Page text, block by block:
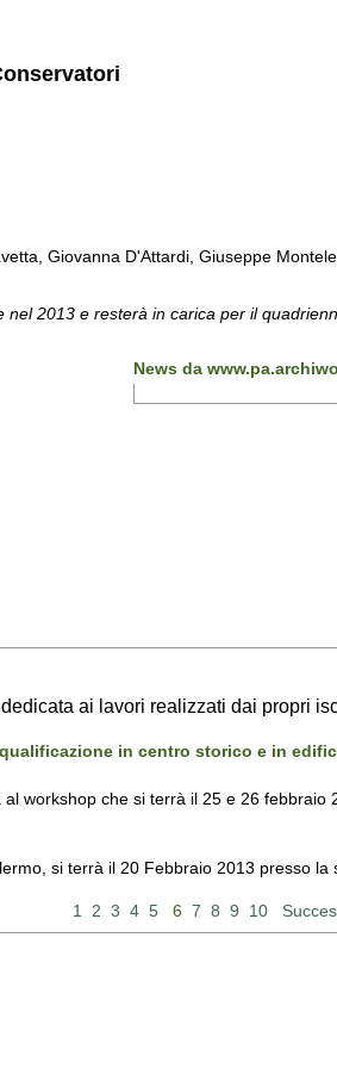
Giovanna D'Attardi, Giuseppe
2013 e resterà in carica per il
News da
ai lavori realizzati dai propri
in centro storico e in
workshop che si terrà il 25 e 26 febbraio
si terrà il 20 Febbraio 2013 presso la
1 2 3 4 5 6 7 8 9 10